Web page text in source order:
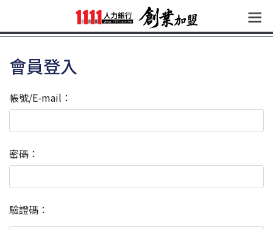
會員登入
帳號/E-mail：
密碼：
驗證碼：